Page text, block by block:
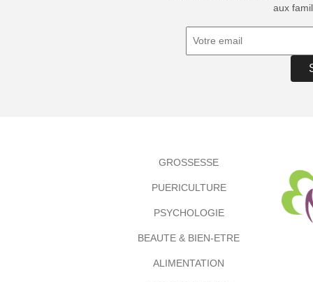
aux
GROSSESSE
PUERICULTURE
PSYCHOLOGIE
BEAUTE & BIEN-ETRE
ALIMENTATION